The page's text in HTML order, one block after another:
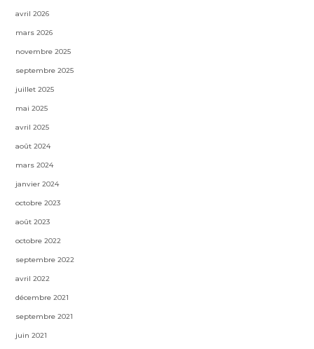
avril 2026
mars 2026
novembre 2025
septembre 2025
juillet 2025
mai 2025
avril 2025
août 2024
mars 2024
janvier 2024
octobre 2023
août 2023
octobre 2022
septembre 2022
avril 2022
décembre 2021
septembre 2021
juin 2021